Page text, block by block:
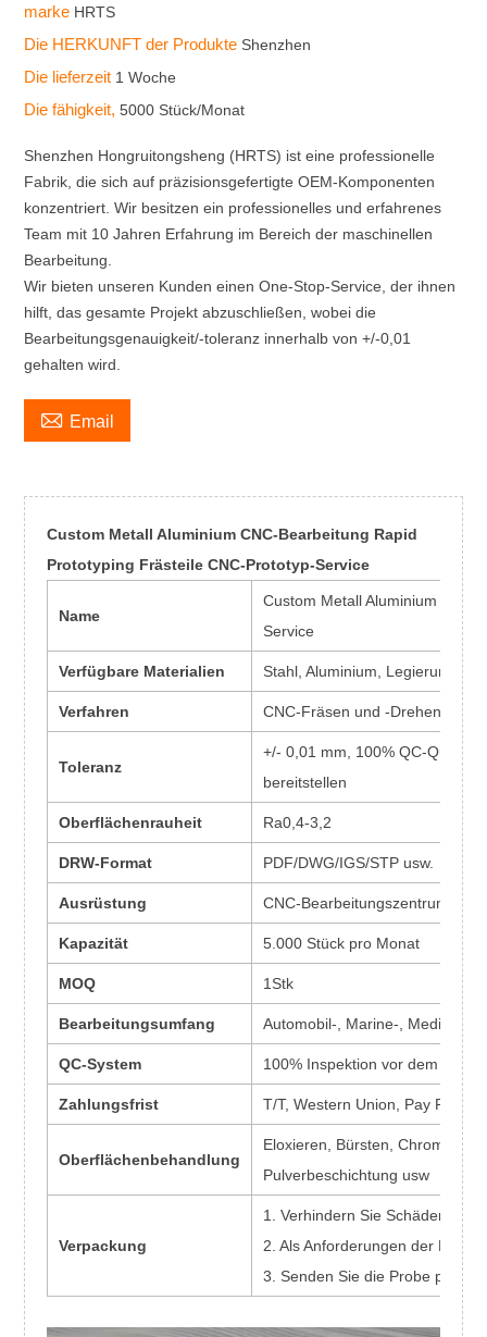
marke HRTS
Die HERKUNFT der Produkte Shenzhen
Die lieferzeit 1 Woche
Die fähigkeit,5000 Stück/Monat
Shenzhen Hongruitongsheng (HRTS) ist eine professionelle
Fabrik, die sich auf präzisionsgefertigte OEM-Komponenten
konzentriert. Wir besitzen ein professionelles und erfahrenes
Team mit 10 Jahren Erfahrung im Bereich der maschinellen
Bearbeitung.
Wir bieten unseren Kunden einen One-Stop-Service, der ihnen
hilft, das gesamte Projekt abzuschließen, wobei die
Bearbeitungsgenauigkeit/-toleranz innerhalb von +/-0,01
gehalten wird.
 Email
Custom Metall Aluminium CNC-Bearbeitung Rapid
Prototyping Frästeile CNC-Prototyp-Service
Name
Custom Metall Aluminium
Service
Verfügbare Materialien Stahl, Aluminium, Legierung,
Verfahren CNC-Fräsen und -Drehen,
Toleranz
+/- 0,01 mm, 100% QC-
bereitstellen
Oberflächenrauheit Ra0,4-3,2
DRW-Format PDF/DWG/IGS/STP usw.
Ausrüstung CNC-Bearbeitungszentrum,
Kapazität 5.000 Stück pro Monat
MOQ 1Stk
Bearbeitungsumfang Automobil-, Marine-, Medizin-,
QC-System 100% Inspektion vor dem
Zahlungsfrist T/T, Western Union, Pay Pal
Oberflächenbehandlung
Eloxieren, Bürsten, Chrom,
Pulverbeschichtung usw
Verpackung
1. Verhindern Sie Schäden.
2. Als Anforderungen der
3. Senden Sie die Probe per